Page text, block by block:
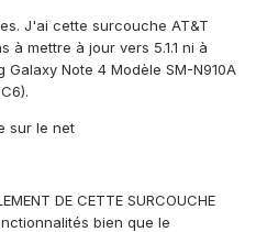
J'ai cette surcouche AT&T
à mettre à jour vers 5.1.1 ni à
Note 4 Modèle SM-N910A
sur le net
DE CETTE SURCOUCHE
bien que le